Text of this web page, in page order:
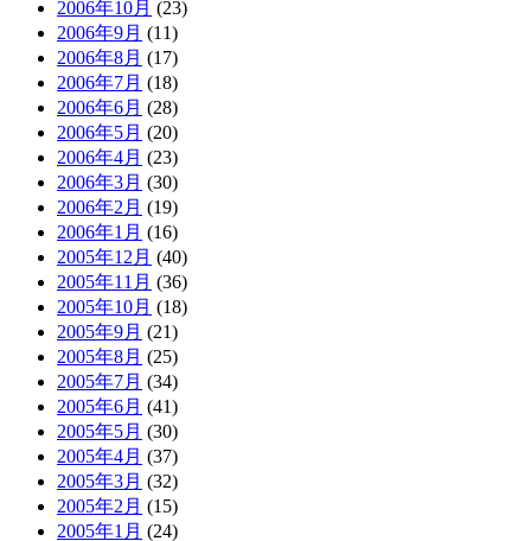
2006年10月 (23)
2006年9月 (11)
2006年8月 (17)
2006年7月 (18)
2006年6月 (28)
2006年5月 (20)
2006年4月 (23)
2006年3月 (30)
2006年2月 (19)
2006年1月 (16)
2005年12月 (40)
2005年11月 (36)
2005年10月 (18)
2005年9月 (21)
2005年8月 (25)
2005年7月 (34)
2005年6月 (41)
2005年5月 (30)
2005年4月 (37)
2005年3月 (32)
2005年2月 (15)
2005年1月 (24)